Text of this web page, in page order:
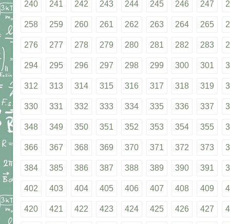
240 241 242 243 244 245 246 247
258 259 260 261 262 263 264 265
276 277 278 279 280 281 282 283
294 295 296 297 298 299 300 301
312 313 314 315 316 317 318 319
330 331 332 333 334 335 336 337
348 349 350 351 352 353 354 355
366 367 368 369 370 371 372 373
384 385 386 387 388 389 390 391
402 403 404 405 406 407 408 409
420 421 422 423 424 425 426 427